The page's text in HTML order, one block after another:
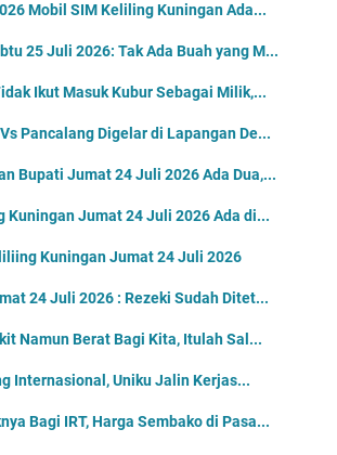
Mobil SIM Keliling Kuningan Ada...
25 Juli 2026: Tak Ada Buah yang M...
Ikut Masuk Kubur Sebagai Milik,...
Pancalang Digelar di Lapangan De...
Bupati Jumat 24 Juli 2026 Ada Dua,...
Kuningan Jumat 24 Juli 2026 Ada di...
Kuningan Jumat 24 Juli 2026
24 Juli 2026 : Rezeki Sudah Ditet...
Namun Berat Bagi Kita, Itulah Sal...
Internasional, Uniku Jalin Kerjas...
Bagi IRT, Harga Sembako di Pasa...